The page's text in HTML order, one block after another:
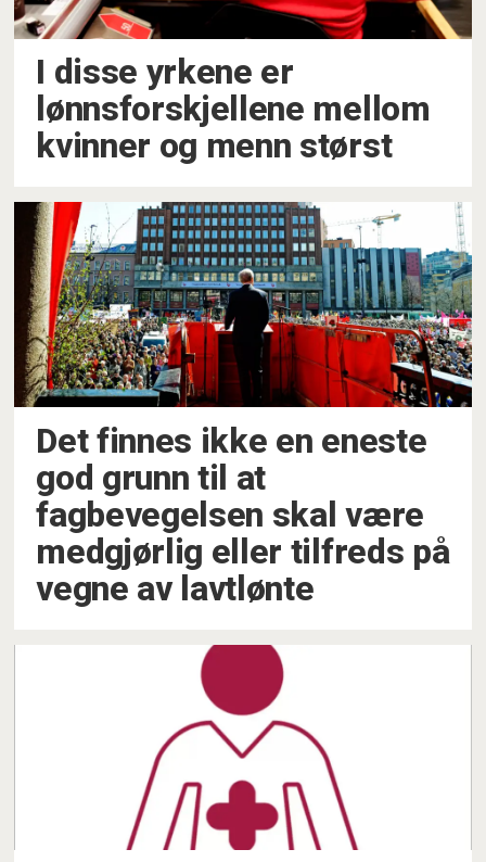
I disse yrkene er
lønnsforskjellene mellom
kvinner og menn størst
Det finnes ikke en eneste
god grunn til at
fagbevegelsen skal være
medgjørlig eller tilfreds på
vegne av lavtlønte